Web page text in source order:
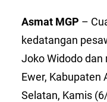
Asmat MGP –
kedatangan
Joko Widodo dan
Ewer, Kabupaten
Selatan, Kamis